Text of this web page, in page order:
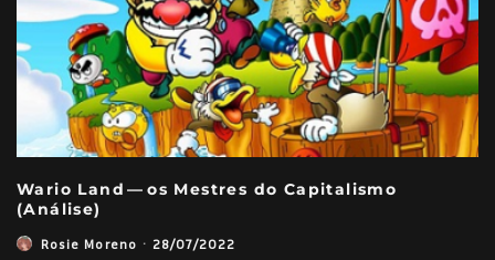
Wario Land — os Mestres do Capitalismo
(Análise)
Rosie Moreno · 28/07/2022